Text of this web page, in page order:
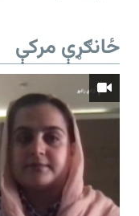
ځانګړې مرکې